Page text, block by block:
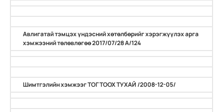
Авлигатай тэмцэх үндэсний хөтөлбөрийг хэрэгжүүлэх арга
хэмжээний төлөвлөгөө 2017/07/28 А/124
Шимтгэлийн хэмжээг ТОГТООХ ТУХАЙ /2008-12-05/